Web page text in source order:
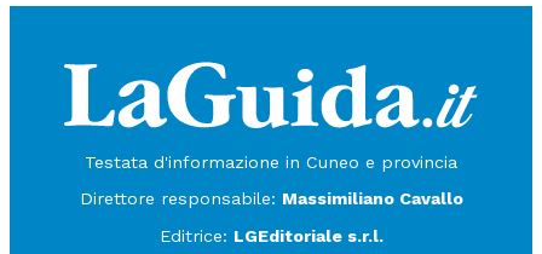
Testata d'informazione in Cuneo e provincia
Direttore responsabile: Massimiliano Cavallo
Editrice: LGEditoriale s.r.l.